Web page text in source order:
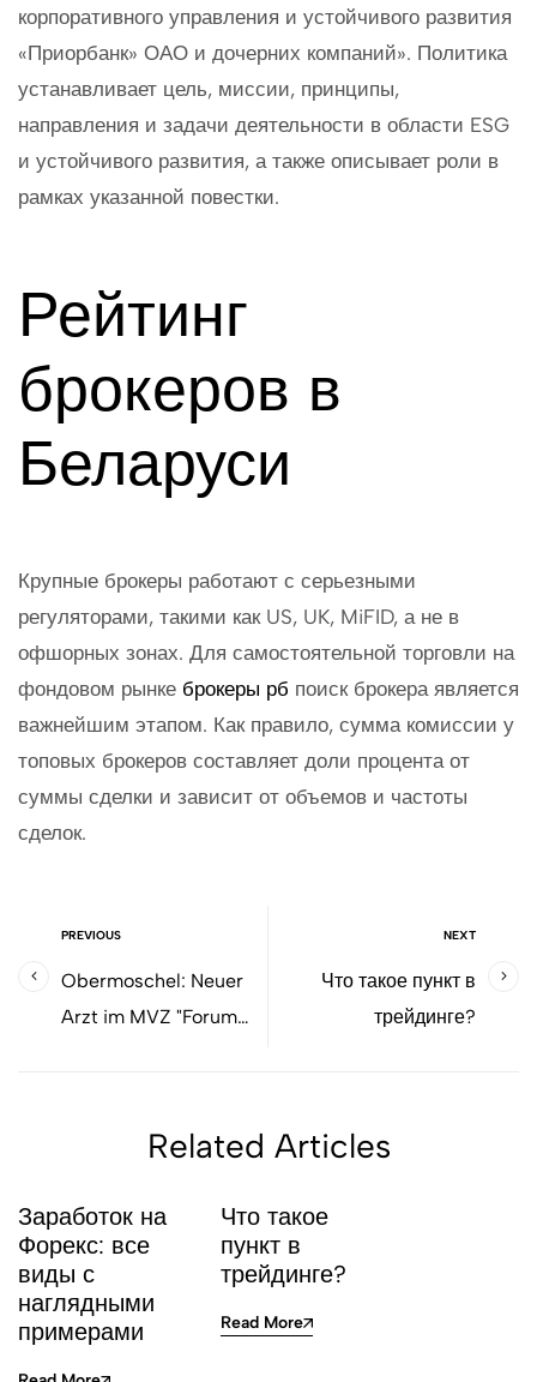
корпоративного управления и устойчивого развития
«Приорбанк» ОАО и дочерних компаний». Политика
устанавливает цель, миссии, принципы,
направления и задачи деятельности в области ESG
и устойчивого развития, а также описывает роли в
рамках указанной повестки.
Рейтинг
брокеров в
Беларуси
Крупные брокеры работают с серьезными
регуляторами, такими как US, UK, MiFID, а не в
офшорных зонах. Для самостоятельной торговли на
фондовом рынке брокеры рб поиск брокера является
важнейшим этапом. Как правило, сумма комиссии у
топовых брокеров составляет доли процента от
суммы сделки и зависит от объемов и частоты
сделок.
PREVIOUS
Obermoschel: Neuer
Arzt im MVZ "Forum
NEXT
Что такое пункт в
трейдинге?
Related Articles
Заработок на
Форекс: все
виды с
наглядными
примерами
Что такое
пункт в
трейдинге?
Read More